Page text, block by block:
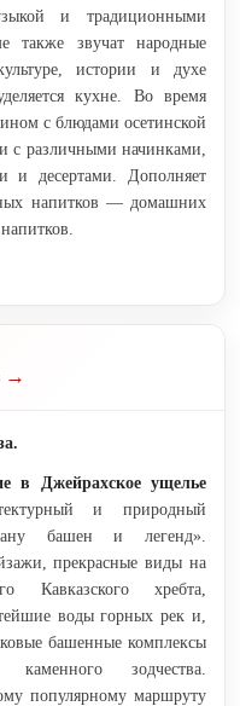
и традиционными
также звучат народные
истории и духе
кухне. Во время
с блюдами осетинской
с различными начинками,
и десертами. Дополняет
напитков — домашних
в Джейрахское ущелье
и природный
башен и легенд».
прекрасные виды на
Кавказского хребта,
воды горных рек и,
башенные комплексы
зодчества.
популярному маршруту